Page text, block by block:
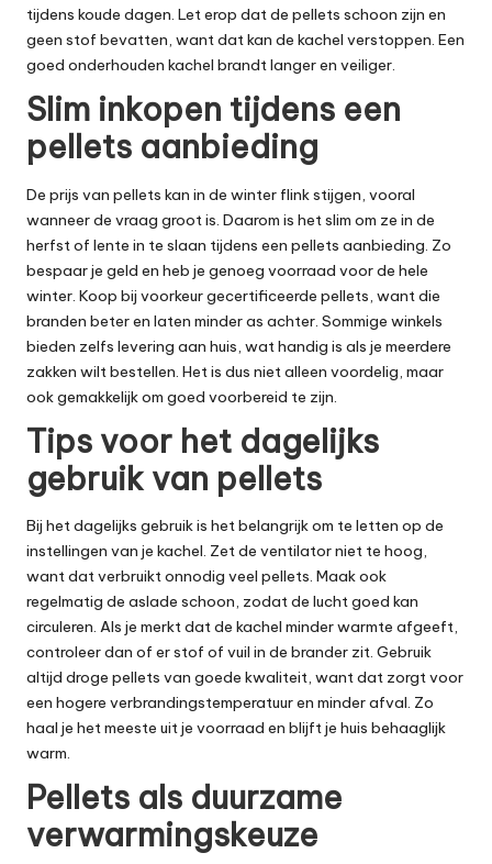
tijdens koude dagen. Let erop dat de pellets schoon zijn en
geen stof bevatten, want dat kan de kachel verstoppen. Een
goed onderhouden kachel brandt langer en veiliger.
Slim inkopen tijdens een
pellets aanbieding
De prijs van pellets kan in de winter flink stijgen, vooral
wanneer de vraag groot is. Daarom is het slim om ze in de
herfst of lente in te slaan tijdens een pellets aanbieding. Zo
bespaar je geld en heb je genoeg voorraad voor de hele
winter. Koop bij voorkeur gecertificeerde pellets, want die
branden beter en laten minder as achter. Sommige winkels
bieden zelfs levering aan huis, wat handig is als je meerdere
zakken wilt bestellen. Het is dus niet alleen voordelig, maar
ook gemakkelijk om goed voorbereid te zijn.
Tips voor het dagelijks
gebruik van pellets
Bij het dagelijks gebruik is het belangrijk om te letten op de
instellingen van je kachel. Zet de ventilator niet te hoog,
want dat verbruikt onnodig veel pellets. Maak ook
regelmatig de aslade schoon, zodat de lucht goed kan
circuleren. Als je merkt dat de kachel minder warmte afgeeft,
controleer dan of er stof of vuil in de brander zit. Gebruik
altijd droge pellets van goede kwaliteit, want dat zorgt voor
een hogere verbrandingstemperatuur en minder afval. Zo
haal je het meeste uit je voorraad en blijft je huis behaaglijk
warm.
Pellets als duurzame
verwarmingskeuze